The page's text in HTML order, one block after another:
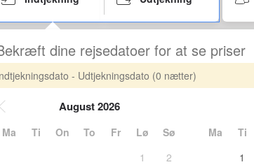
dine rejsedatoer for at se priser
- Udtjekningsdato (0 nætter)
August 2026
Ma Ti On To Fr Lø
Sø
1
2
Ma Ti
1